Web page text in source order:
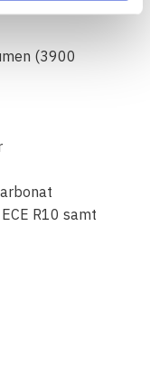
(3900
R10 samt